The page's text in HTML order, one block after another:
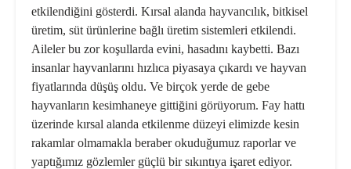
etkilendiğini gösterdi. Kırsal alanda hayvancılık, bitkisel
üretim, süt ürünlerine bağlı üretim sistemleri etkilendi.
Aileler bu zor koşullarda evini, hasadını kaybetti. Bazı
insanlar hayvanlarını hızlıca piyasaya çıkardı ve hayvan
fiyatlarında düşüş oldu. Ve birçok yerde de gebe
hayvanların kesimhaneye gittiğini görüyorum. Fay hattı
üzerinde kırsal alanda etkilenme düzeyi elimizde kesin
rakamlar olmamakla beraber okuduğumuz raporlar ve
yaptığımız gözlemler güçlü bir sıkıntıya işaret ediyor.